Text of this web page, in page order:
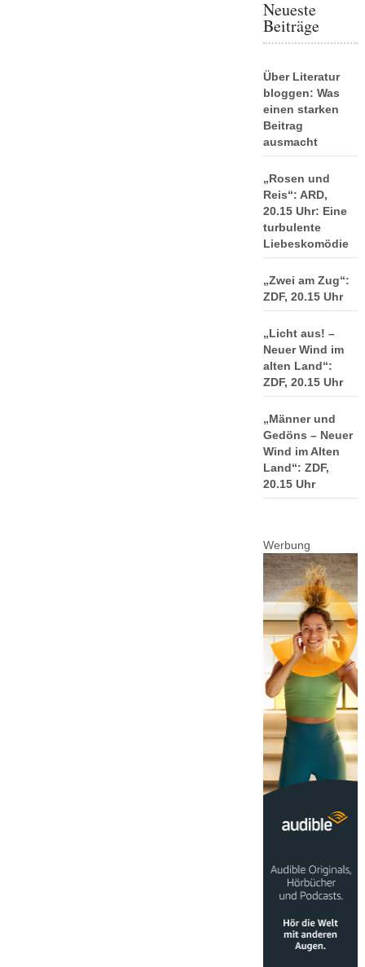
Neueste
Beiträge
Über Literatur
bloggen: Was
einen starken
Beitrag
ausmacht
„Rosen und
Reis“: ARD,
20.15 Uhr: Eine
turbulente
Liebeskomödie
„Zwei am Zug“:
ZDF, 20.15 Uhr
„Licht aus! –
Neuer Wind im
alten Land“:
ZDF, 20.15 Uhr
„Männer und
Gedöns – Neuer
Wind im Alten
Land“: ZDF,
20.15 Uhr
Werbung